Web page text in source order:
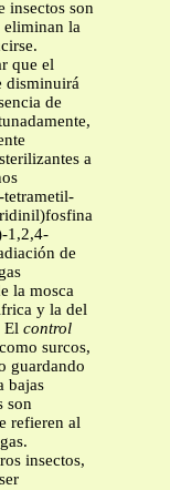
insectos son
eliminan la
que el
disminuirá
de
a
tetrametil-
1,2,4-
de
la mosca
y la del
El control
surcos,
guardando
bajas
son
refieren al
insectos,